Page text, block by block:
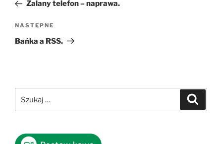
Zalany telefon – naprawa.
Następny
wpis
NASTĘPNE
Bańka a RSS.